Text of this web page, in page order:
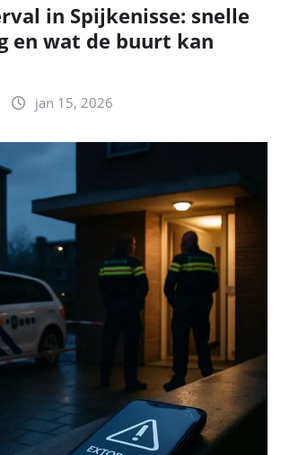
in Spijkenisse: snelle
en wat de buurt kan
jan 15, 2026